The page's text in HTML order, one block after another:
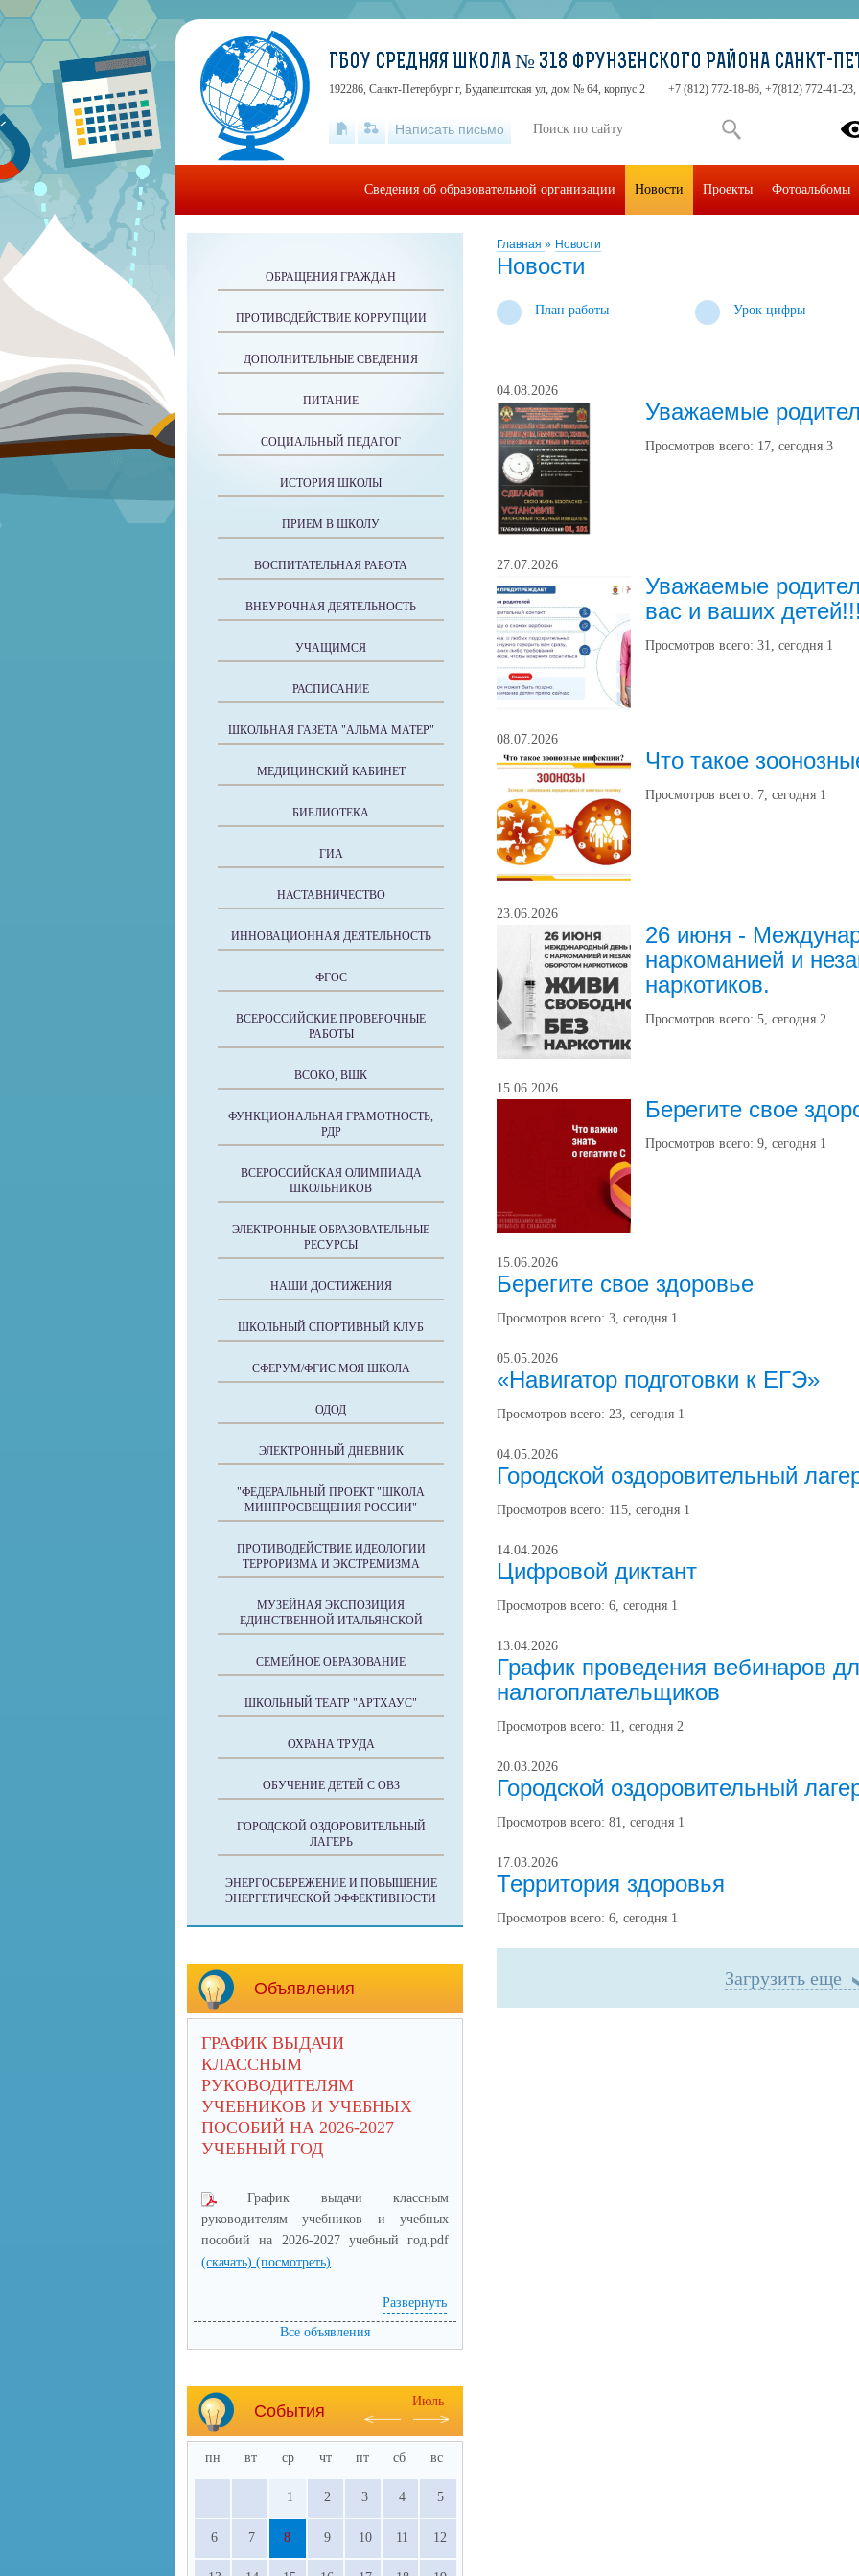
Главная » Новости
Новости
План работы Урок цифры
04.08.2026
Уважаемые
Просмотров всего: 17, сегодня 3
27.07.2026
Уважаемые
вас и ваших
Просмотров всего: 31, сегодня 1
08.07.2026
Что такое
Просмотров всего: 7, сегодня 1
23.06.2026
26 июня -
наркоманией и
наркотиков.
Просмотров всего: 5, сегодня 2
15.06.2026
Берегите свое
Просмотров всего: 9, сегодня 1
15.06.2026
Берегите свое здоровье
Просмотров всего: 3, сегодня 1
05.05.2026
«Навигатор подготовки к ЕГЭ»
Просмотров всего: 23, сегодня 1
04.05.2026
Городской оздоровительный
Просмотров всего: 115, сегодня 1
14.04.2026
Цифровой диктант
Просмотров всего: 6, сегодня 1
13.04.2026
График проведения вебинаров
налогоплательщиков
Просмотров всего: 11, сегодня 2
20.03.2026
Городской оздоровительный
Просмотров всего: 81, сегодня 1
17.03.2026
Территория здоровья
Просмотров всего: 6, сегодня 1
Загрузить еще
ОБРАЩЕНИЯ ГРАЖДАН
ПРОТИВОДЕЙСТВИЕ КОРРУПЦИИ
ДОПОЛНИТЕЛЬНЫЕ СВЕДЕНИЯ
ПИТАНИЕ
СОЦИАЛЬНЫЙ ПЕДАГОГ
ИСТОРИЯ ШКОЛЫ
ПРИЕМ В ШКОЛУ
ВОСПИТАТЕЛЬНАЯ РАБОТА
ВНЕУРОЧНАЯ ДЕЯТЕЛЬНОСТЬ
УЧАЩИМСЯ
РАСПИСАНИЕ
ШКОЛЬНАЯ ГАЗЕТА "АЛЬМА МАТЕР"
МЕДИЦИНСКИЙ КАБИНЕТ
БИБЛИОТЕКА
ГИА
НАСТАВНИЧЕСТВО
ИННОВАЦИОННАЯ ДЕЯТЕЛЬНОСТЬ
ФГОС
ВСЕРОССИЙСКИЕ ПРОВЕРОЧНЫЕ
РАБОТЫ
ВСОКО, ВШК
ФУНКЦИОНАЛЬНАЯ ГРАМОТНОСТЬ,
РДР
ВСЕРОССИЙСКАЯ ОЛИМПИАДА
ШКОЛЬНИКОВ
ЭЛЕКТРОННЫЕ ОБРАЗОВАТЕЛЬНЫЕ
РЕСУРСЫ
НАШИ ДОСТИЖЕНИЯ
ШКОЛЬНЫЙ СПОРТИВНЫЙ КЛУБ
СФЕРУМ/ФГИС МОЯ ШКОЛА
ОДОД
ЭЛЕКТРОННЫЙ ДНЕВНИК
"ФЕДЕРАЛЬНЫЙ ПРОЕКТ "ШКОЛА
МИНПРОСВЕЩЕНИЯ РОССИИ"
ПРОТИВОДЕЙСТВИЕ ИДЕОЛОГИИ
ТЕРРОРИЗМА И ЭКСТРЕМИЗМА
МУЗЕЙНАЯ ЭКСПОЗИЦИЯ
ЕДИНСТВЕННОЙ ИТАЛЬЯНСКОЙ
СЕМЕЙНОЕ ОБРАЗОВАНИЕ
ШКОЛЬНЫЙ ТЕАТР "АРТХАУС"
ОХРАНА ТРУДА
ОБУЧЕНИЕ ДЕТЕЙ С ОВЗ
ГОРОДСКОЙ ОЗДОРОВИТЕЛЬНЫЙ
ЛАГЕРЬ
ЭНЕРГОСБЕРЕЖЕНИЕ И ПОВЫШЕНИЕ
ЭНЕРГЕТИЧЕСКОЙ ЭФФЕКТИВНОСТИ
Объявления
ГРАФИК ВЫДАЧИ
КЛАССНЫМ
РУКОВОДИТЕЛЯМ
УЧЕБНИКОВ И УЧЕБНЫХ
ПОСОБИЙ НА 2026-2027
УЧЕБНЫЙ ГОД
График выдачи классным
руководителям учебников и учебных
пособий на 2026-2027 учебный год.pdf
(скачать) (посмотреть)
Развернуть
Все объявления
События
Июль
пн вт ср чт пт сб вс
1 2 3 4 5
6 7 8 9 10 11 12
ГБОУ СРЕДНЯЯ ШКОЛА № 318 ФРУНЗЕНСКОГО РАЙОНА САНКТ-
192286, Санкт-Петербург г, Будапештская ул, дом № 64, корпус 2 +7 (812) 772-18-86, +7(812) 772-41-
Написать письмо
Сведения об образовательной организации Новости Проекты Фотоальбомы